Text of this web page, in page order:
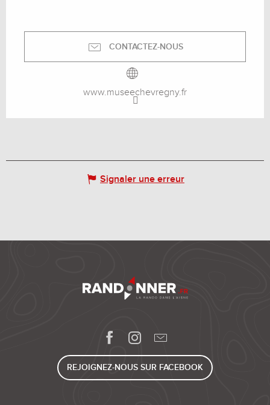
CONTACTEZ-NOUS
www.museechevregny.fr
Signaler une erreur
REJOIGNEZ-NOUS SUR FACEBOOK